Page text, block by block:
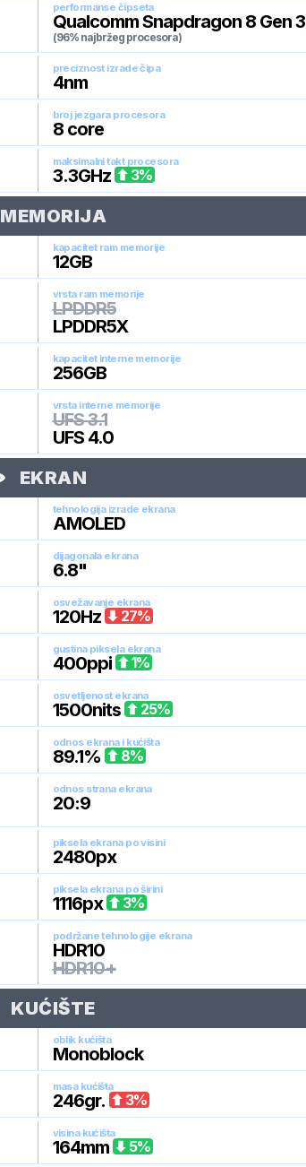
performanse čipseta
Qualcomm Snapdragon 8 Gen 3
(96% najbržeg procesora)
preciznost izrade čipa
4nm
broj jezgara procesora
8core
maksimalni takt procesora
3.3GHz 3%
MEMORIJA
kapacitet ram memorije
12GB
vrsta ram memorije
LPDDR5
LPDDR5X
kapacitet interne memorije
256GB
vrsta interne memorije
UFS 3.1
UFS 4.0
EKRAN
tehnologija izrade ekrana
AMOLED
dijagonala ekrana
6.8"
osvežavanje ekrana
120Hz 27%
gustina piksela ekrana
400ppi 1%
osvetljenost ekrana
1500nits 25%
odnos ekrana i kućišta
89.1% 8%
odnos strana ekrana
20:9
piksela ekrana po visini
2480px
piksela ekrana po širini
1116px 3%
podržane tehnologije ekrana
HDR10
HDR10+
KUĆIŠTE
oblik kućišta
Monoblock
masa kućišta
246gr. 3%
visina kućišta
164mm 5%